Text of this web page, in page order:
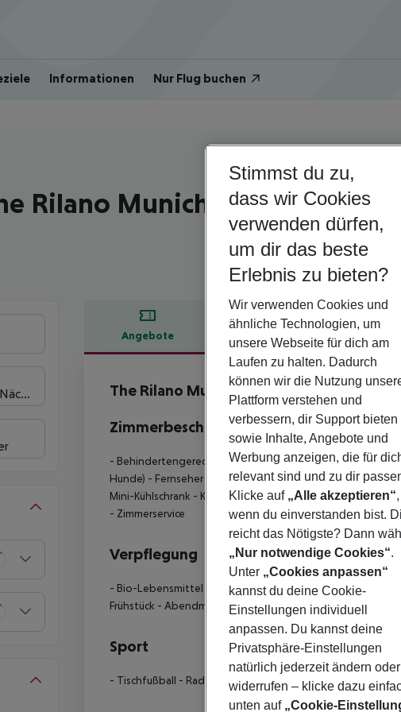
Informationen Nur Flug buchen
Deutschland | Bayern | München
Rilano Munich, Trademark
4
Angebote Hotelbeschreibung
Hotelbeschreibung
The Rilano Munich, Trademark
Zimmerbeschreibung
- Behindertengerechte Toilette- Haustiere erlaubt -
Hunde) - Fernseher - Haartrockner- Zimmersafe - Telefon-
Mini-Kühlschrank - King-Size-Bett- Handtuchwechsel-
- Zimmerservice
Verpflegung
- Bio-Lebensmittel - Frühstücksbuffet- Abendbuffet -
Frühstück - Abendmenü - Snack-Bar- Abendessen à la carte
Sport
- Tischfußball - Radfahren: Routenkarten
Stimmst du zu,
dass wir Cookies
verwenden dürfen,
um dir das beste
Erlebnis zu bieten?
Wir verwenden Cookies und
ähnliche Technologien, um
unsere Webseite für dich am
Laufen zu halten. Dadurch
können wir die Nutzung
Plattform verstehen und
verbessern, dir Support bieten
sowie Inhalte, Angebote und
Werbung anzeigen, die für
relevant sind und zu dir
Klicke auf „Alle akzeptieren“,
wenn du einverstanden bist.
reicht das Nötigste? Dann
„Nur notwendige Cookies“.
Unter „Cookies anpassen“
kannst du deine Cookie-
Einstellungen individuell
anpassen. Du kannst deine
Privatsphäre-Einstellungen
natürlich jederzeit ändern oder
widerrufen – klicke dazu
unten auf „Cookie-